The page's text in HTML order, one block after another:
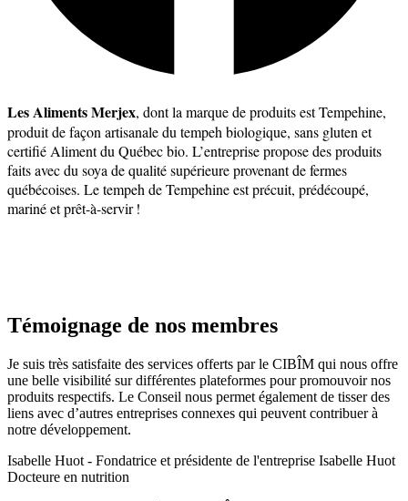
Les Aliments Merjex, dont la marque de produits est Tempehine,
produit de façon artisanale du tempeh biologique, sans gluten et
certifié Aliment du Québec bio. L’entreprise propose des produits
faits avec du soya de qualité supérieure provenant de fermes
québécoises. Le tempeh de Tempehine est précuit, prédécoupé,
mariné et prêt-à-servir !
Témoignage de nos membres
Je suis très satisfaite des services offerts par le CIBÎM qui nous offre
une belle visibilité sur différentes plateformes pour promouvoir nos
produits respectifs. Le Conseil nous permet également de tisser des
liens avec d’autres entreprises connexes qui peuvent contribuer à
notre développement.​
Isabelle Huot - Fondatrice et présidente de l'entreprise Isabelle Huot
Docteure en nutrition